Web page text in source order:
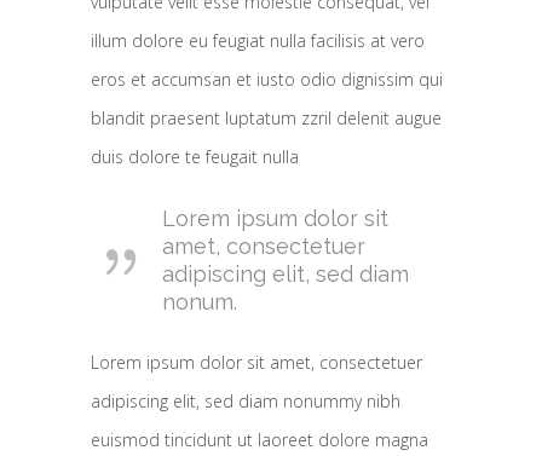
illum dolore eu feugiat nulla facilisis at vero
eros et accumsan et iusto odio dignissim qui
blandit praesent luptatum zzril delenit augue
duis dolore te feugait nulla
Lorem ipsum dolor sit
amet, consectetuer
adipiscing elit, sed diam
nonum.
Lorem ipsum dolor sit amet, consectetuer
adipiscing elit, sed diam nonummy nibh
euismod tincidunt ut laoreet dolore magna